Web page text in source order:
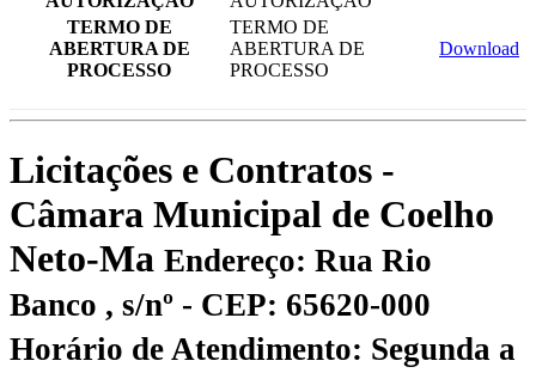
TERMO DE
ABERTURA DE
PROCESSO
TERMO DE
ABERTURA DE
PROCESSO
Download
Licitações e Contratos -
Câmara Municipal de Coelho
Neto-Ma Endereço: Rua Rio
Banco , s/nº - CEP: 65620-000
Horário de Atendimento: Segunda a